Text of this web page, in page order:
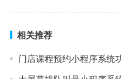
相关推荐
门店课程预约小程序系统